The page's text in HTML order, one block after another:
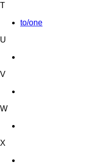
T
to/one
U
V
W
X